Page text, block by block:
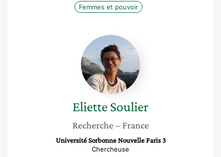
Femmes et pouvoir
Eliette
Soulier
ElietteSoulier
Recherche – France
Université Sorbonne Nouvelle Paris 3
Chercheuse